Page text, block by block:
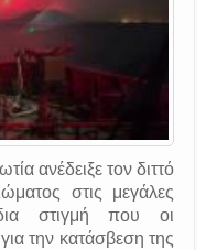
ανέδειξε τον διττό
στις μεγάλες
στιγμή που οι
την κατάσβεση της